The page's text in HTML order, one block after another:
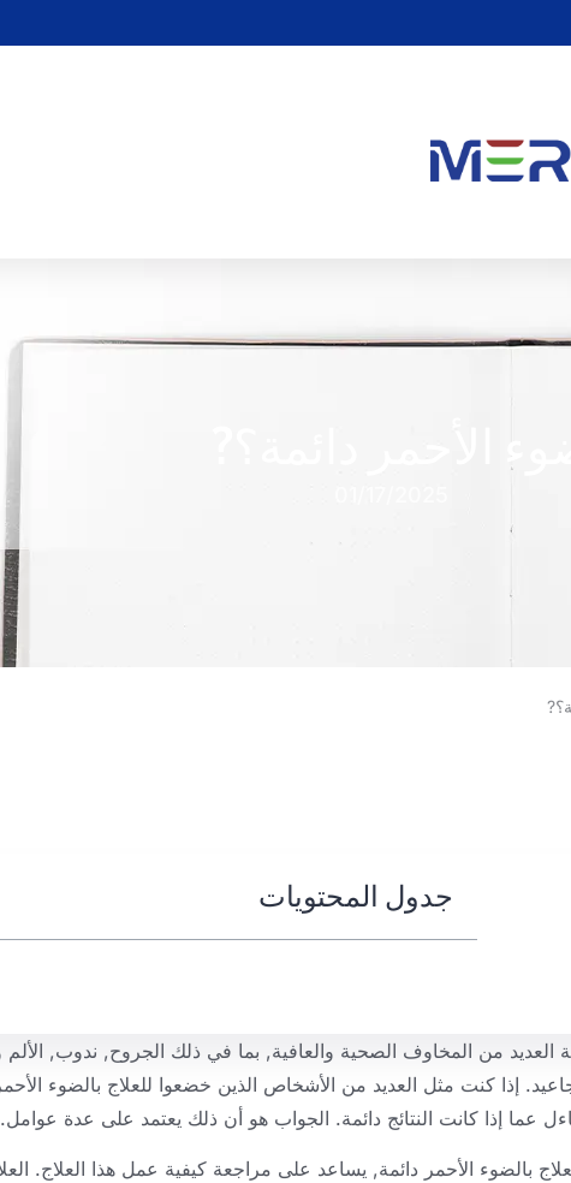
جدول المحتويات
العديد من المخاوف الصحية والعافية, بما في ذلك الجروح, ندوب, الألم
إذا كنت مثل العديد من الأشخاص الذين خضعوا للعلاج بالضوء
عما إذا كانت النتائج دائمة. الجواب هو أن ذلك يعتمد على عدة عوامل.
بالضوء الأحمر دائمة, يساعد على مراجعة كيفية عمل هذا العلاج.